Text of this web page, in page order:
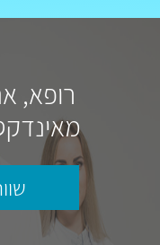
רופא,